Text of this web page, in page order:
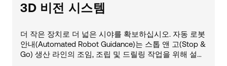
3D 비전 시스템
더 작은 장치로 더 넓은 시야를 확보하십시오. 자동 로봇
안내(Automated Robot Guidance)는 스톱 앤 고(Stop &
Go) 생산 라인의 조임, 조립 및 드릴링 작업을 위해 설계